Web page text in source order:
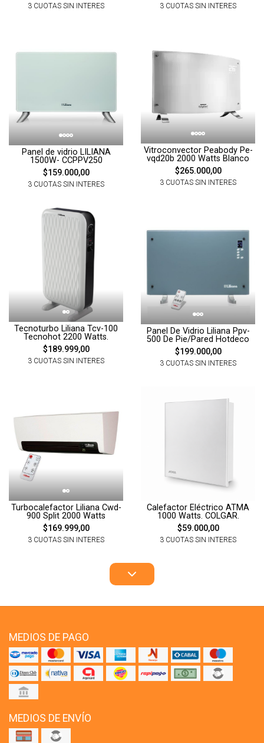
3 CUOTAS SIN INTERES 3 CUOTAS SIN INTERES
Panel de vidrio LILIANA
1500W- CCPPV250
$159.000,00
3 CUOTAS SIN INTERES
Vitroconvector Peabody Pe-
vqd20b 2000 Watts Blanco
$265.000,00
3 CUOTAS SIN INTERES
Tecnoturbo Liliana Tcv-100
Tecnohot 2200 Watts.
$189.999,00
3 CUOTAS SIN INTERES
Panel De Vidrio Liliana Ppv-
500 De Pie/Pared Hotdeco
$199.000,00
3 CUOTAS SIN INTERES
Turbocalefactor Liliana Cwd-
900 Split 2000 Watts
$169.999,00
3 CUOTAS SIN INTERES
Calefactor Eléctrico ATMA
1000 Watts. COLGAR.
$59.000,00
3 CUOTAS SIN INTERES
MEDIOS DE PAGO
MEDIOS DE ENVÍO